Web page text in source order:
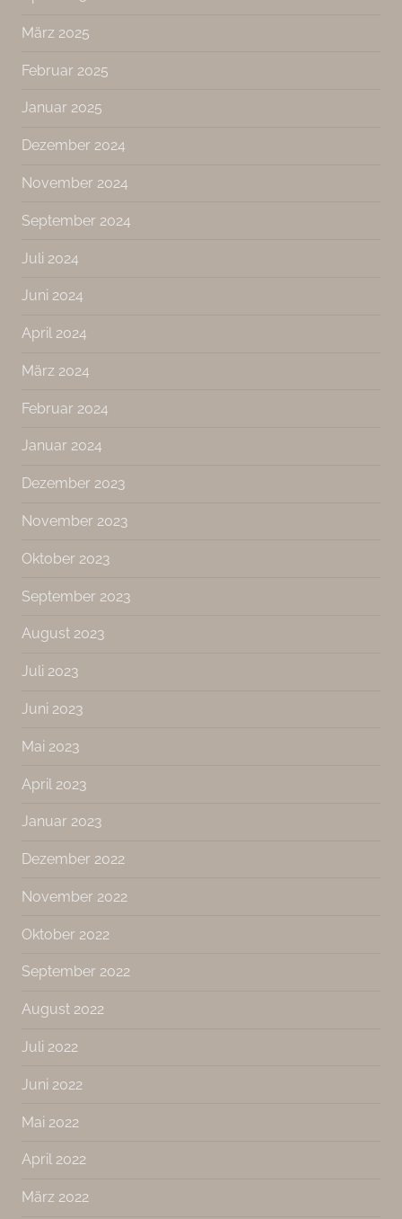
März 2025
Februar 2025
Januar 2025
Dezember 2024
November 2024
September 2024
Juli 2024
Juni 2024
April 2024
März 2024
Februar 2024
Januar 2024
Dezember 2023
November 2023
Oktober 2023
September 2023
August 2023
Juli 2023
Juni 2023
Mai 2023
April 2023
Januar 2023
Dezember 2022
November 2022
Oktober 2022
September 2022
August 2022
Juli 2022
Juni 2022
Mai 2022
April 2022
März 2022